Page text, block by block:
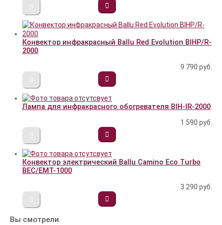
Конвектор инфракрасный Ballu Red Evolution BIHP/R-
2000
9 790 руб.
Лампа для инфракрасного обогревателя BIH-IR-2000
1 590 руб.
Конвектор электрический Ballu Camino Eco Turbo
BEC/EMT-1000
3 290 руб.
Вы смотрели